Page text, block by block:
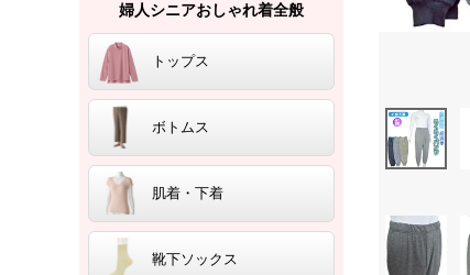
婦人シニアおしゃれ着全般
トップス
ボトムス
肌着・下着
靴下ソックス